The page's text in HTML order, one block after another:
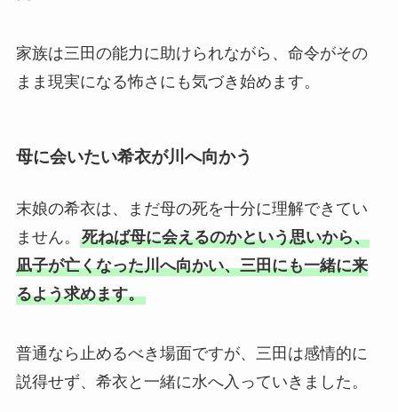
家族は三田の能力に助けられながら、命令がその
まま現実になる怖さにも気づき始めます。
母に会いたい希衣が川へ向かう
末娘の希衣は、まだ母の死を十分に理解できてい
ません。 死ねば母に会えるのかという思いから、
凪子が亡くなった川へ向かい、三田にも一緒に来
るよう求めます。
普通なら止めるべき場面ですが、三田は感情的に
説得せず、希衣と一緒に水へ入っていきました。